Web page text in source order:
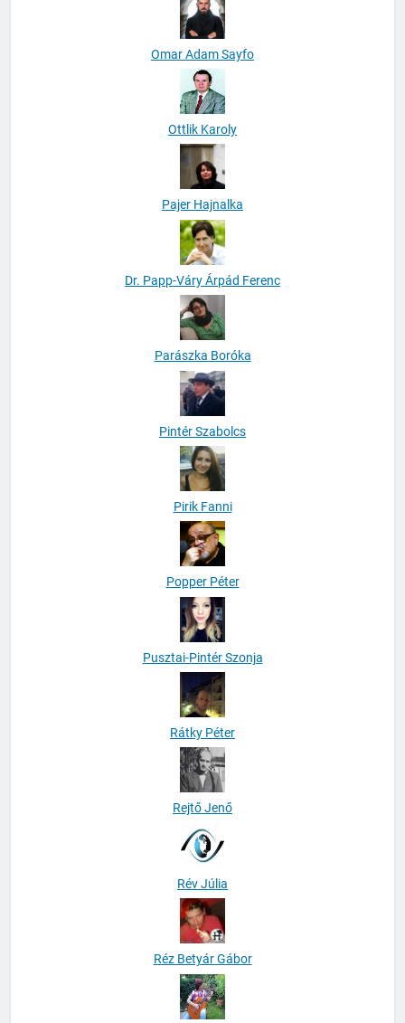
Omar Adam Sayfo
Ottlik Karoly
Pajer Hajnalka
Dr. Papp-Váry Árpád Ferenc
Parászka Boróka
Pintér Szabolcs
Pirik Fanni
Popper Péter
Pusztai-Pintér Szonja
Rátky Péter
Rejtő Jenő
Rév Júlia
Réz Betyár Gábor